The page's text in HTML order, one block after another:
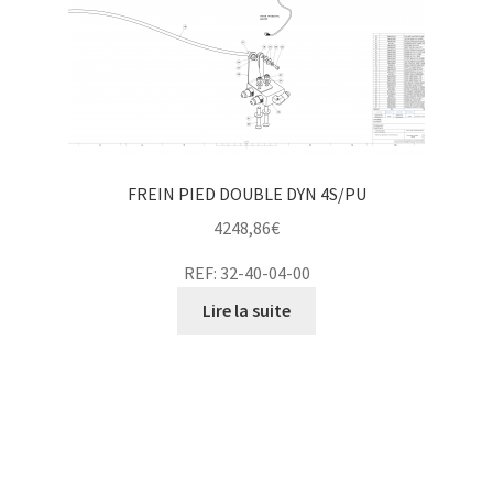
FREIN PIED DOUBLE DYN 4S/PU
4248,86€
REF: 32-40-04-00
Lire la suite